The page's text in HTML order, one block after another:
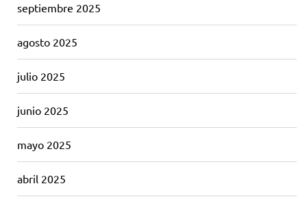
septiembre 2025
agosto 2025
julio 2025
junio 2025
mayo 2025
abril 2025